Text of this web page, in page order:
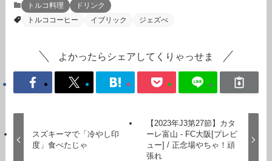
トルコ料理
ドリンク
トルココーヒー
イブリック ジェズべ
よかったらシェアしてくりゃっせま
スズキーマで「冷やし印
度」食べたじゃ
【2023年J3第27節】カタ
ーレ富山 - FC大阪[プレビ
ュー] / 正念場やちゃ！頑
張れ